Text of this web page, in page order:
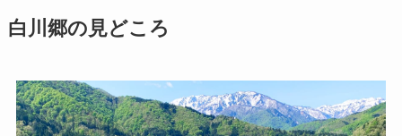
白川郷の見どころ